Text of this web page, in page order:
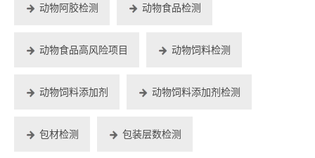
动物阿胶检测 动物食品检测
动物食品高风险项目 动物饲料检测
动物饲料添加剂 动物饲料添加剂检测
包材检测 包装层数检测